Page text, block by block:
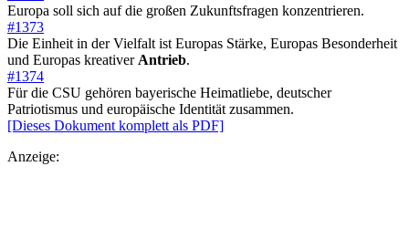
Europa soll sich auf die großen Zukunftsfragen konzentrieren.
#1373
Die Einheit in der Vielfalt ist Europas Stärke, Europas Besonderheit
und Europas kreativer Antrieb.
#1374
Für die CSU gehören bayerische Heimatliebe, deutscher
Patriotismus und europäische Identität zusammen.
[Dieses Dokument komplett als PDF]
Anzeige: